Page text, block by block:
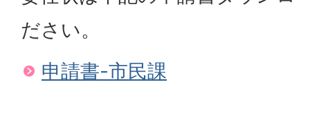
ださい。
申請書-市民課